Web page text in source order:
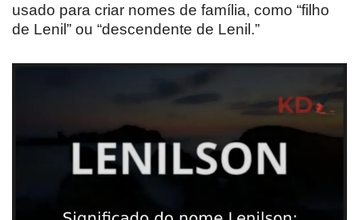
usado para criar nomes de família, como “filho
de Lenil” ou “descendente de Lenil.”